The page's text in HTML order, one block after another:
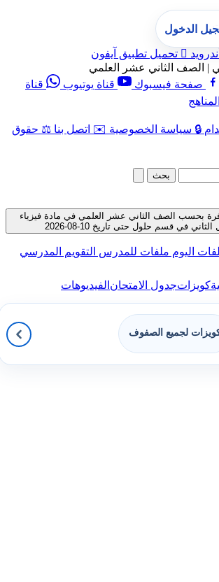
 تحميل تطبيق آيفون
| الصف الثاني عشر العلمي
صفحة فيسبوك قناة يوتيوب
قناة
🔒 سياسة الخصوصية ✉️ اتصل بنا ⚖️ حقوق
الدخول
بحث
بحسب الصف الثاني عشر العلمي في مادة فيزياء
في قسم حلول حتى تاريخ 10-08-2026
اليوم ملفات للمدرس التقويم المدرسي
كويزاتجدول الامتحانالفيديوهات
لجميع الصفوف